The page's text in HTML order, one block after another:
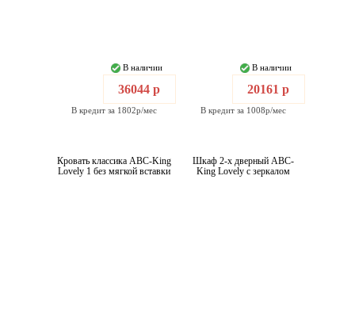
В наличии
36044 р
В кредит за 1802р/мес
В наличии
20161 р
В кредит за 1008р/мес
Кровать классика ABC-King
Lovely 1 без мягкой вставки
Шкаф 2-х дверный ABC-
King Lovely с зеркалом